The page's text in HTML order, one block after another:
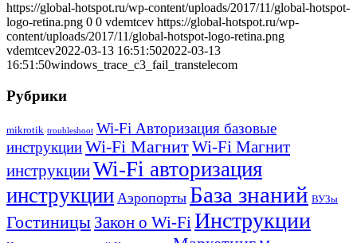
https://global-hotspot.ru/wp-content/uploads/2017/11/global-hotspot-
logo-retina.png 0 0 vdemtcev https://global-hotspot.ru/wp-
content/uploads/2017/11/global-hotspot-logo-retina.png
vdemtcev2022-03-13 16:51:502022-03-13
16:51:50windows_trace_c3_fail_transtelecom
Рубрики
mikrotik troubleshoot Wi-Fi Авторизация базовые
инструкцииWi-Fi МагнитWi-Fi Магнит
инструкцииWi-Fi авторизация
инструкции Аэропорты База знаний ВУЗы
Гостиницы Закон о Wi-Fi Инструкции